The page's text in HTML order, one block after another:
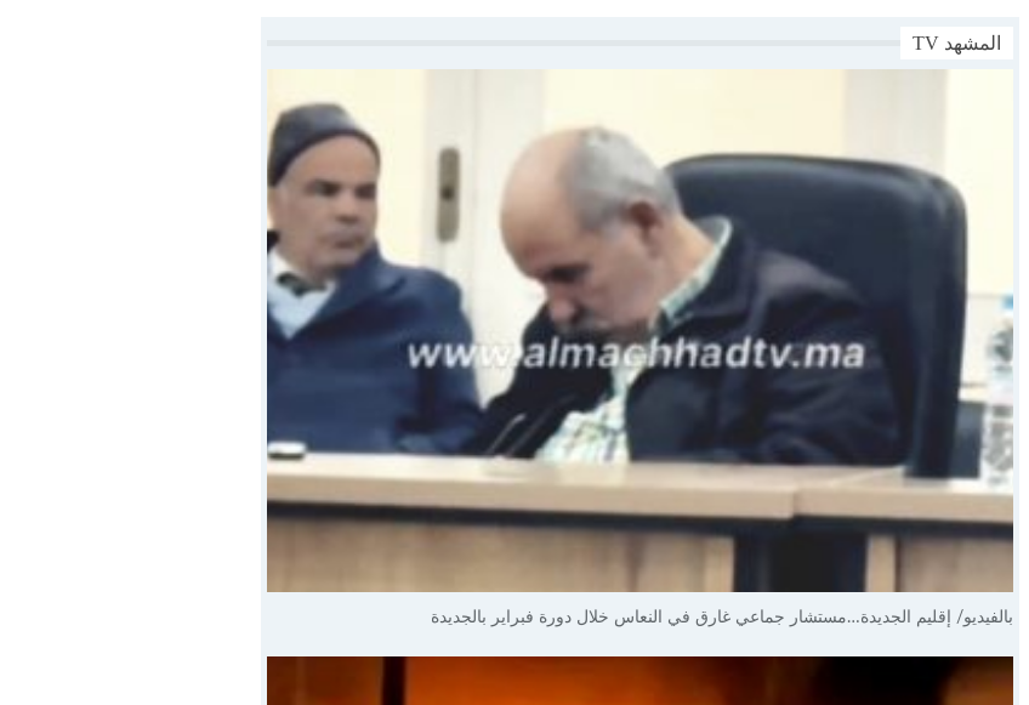
المشهد TV
بالفيديو/ إقليم الجديدة…مستشار جماعي غارق في النعاس خلال دورة فبراير بالجديدة